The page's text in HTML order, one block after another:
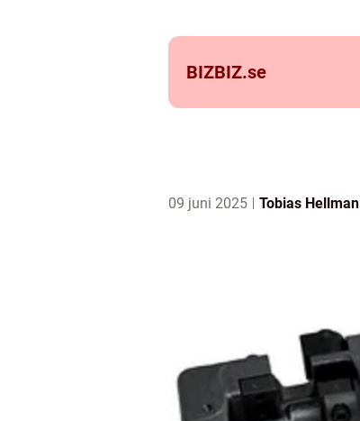
BIZBIZ.se
09 juni 2025 Tobias Hellman